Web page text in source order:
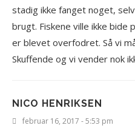
stadig ikke fanget noget,
brugt. Fiskene ville ikke bide
er blevet overfodret. Så vi
Skuffende og vi vender nok
NICO HENRIKSEN
februar 16, 2017 - 5:53 pm